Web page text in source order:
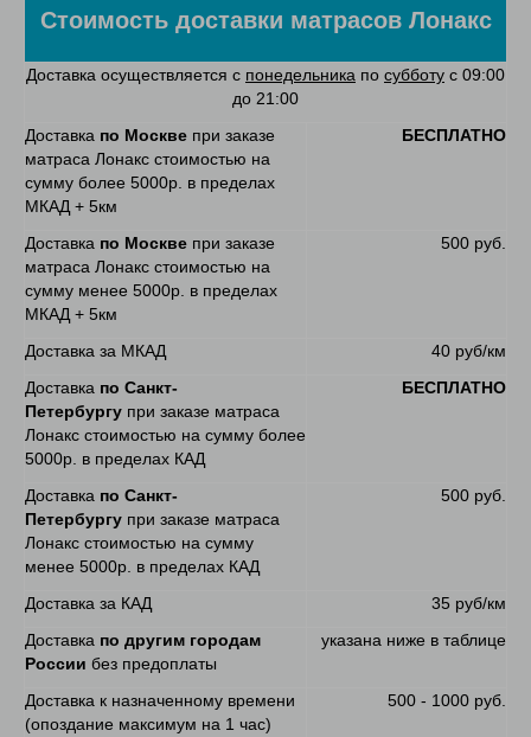
Стоимость доставки матрасов Лонакс
Доставка осуществляется с понедельника по субботу с 09:00
до 21:00
Доставка по Москве при заказе
матраса Лонакс стоимостью на
сумму более 5000р. в пределах
МКАД + 5км
БЕСПЛАТНО
Доставка по Москве при заказе
матраса Лонакс стоимостью на
сумму менее 5000р. в пределах
МКАД + 5км
500 руб.
Доставка за МКАД
40 руб/км
Доставка по Санкт-
Петербургу при заказе матраса
Лонакс стоимостью на сумму более
5000р. в пределах КАД
БЕСПЛАТНО
Доставка по Санкт-
Петербургу при заказе матраса
Лонакс стоимостью на сумму
менее 5000р. в пределах КАД
500 руб.
Доставка за КАД
35 руб/км
Доставка по другим городам
России без предоплаты
указана ниже в таблице
Доставка к назначенному времени
(опоздание максимум на 1 час)
500 - 1000 руб.